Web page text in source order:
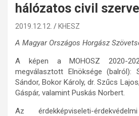
hálózatos civil
2019.12.12. KHESZ
A Magyar Országos Horgász
A képen a MOHOSZ 2020-
megválasztott Elnöksége (balról):
Sándor, Bokor Károly, dr. Szűcs
Gáspár, valamint Puskás Norbert.
Az érdekképviseleti-